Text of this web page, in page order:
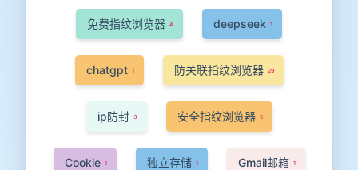
免费指纹浏览器 4 deepseek 1
chatgpt 1 防关联指纹浏览器 29
ip防封 3 安全指纹浏览器 5
Cookie 1 独立存储 1 Gmail邮箱 1